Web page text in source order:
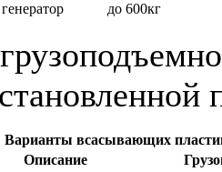
до 600кг
Варианты всасывающих
Описание